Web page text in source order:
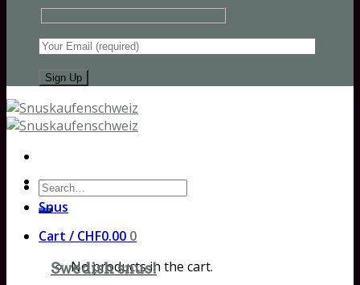
Search
for:
Cart / CHF0.00 0
No products in the cart.
Snus
Swedish snus!